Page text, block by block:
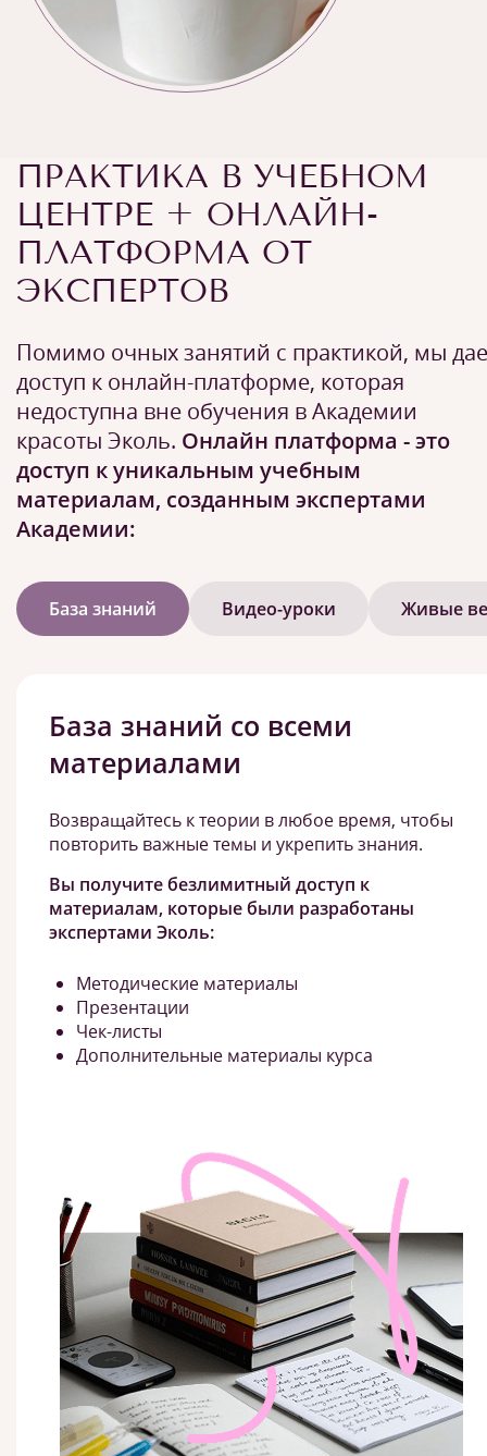
ПРАКТИКА В УЧЕБНОМ
ЦЕНТРЕ + ОНЛАЙН-
ПЛАТФОРМА ОТ
ЭКСПЕРТОВ
Помимо очных занятий с практикой, мы
доступ к онлайн-платформе, которая
недоступна вне обучения в Академии
красоты Эколь. Онлайн платформа - это
доступ к уникальным учебным
материалам, созданным экспертами
Академии:
База знаний Видео-уроки Живые
База знаний со всеми
материалами
Возвращайтесь к теории в любое время, чтобы
повторить важные темы и укрепить знания.
Вы получите безлимитный доступ к
материалам, которые были разработаны
экспертами Эколь:
Методические материалы
Презентации
Чек-листы
Дополнительные материалы курса